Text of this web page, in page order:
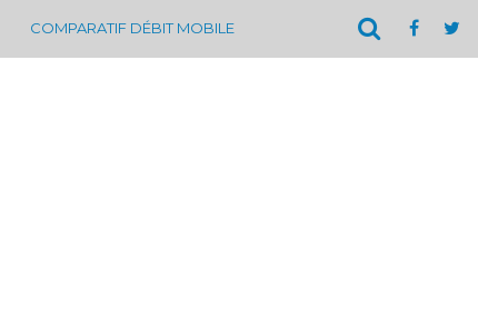
COMPARATIF DÉBIT MOBILE